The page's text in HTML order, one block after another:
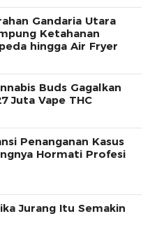
Gandaria Utara
Ketahanan
hingga Air Fryer
Buds Gagalkan
Juta Vape THC
Penanganan Kasus
Hormati Profesi
Jurang Itu Semakin